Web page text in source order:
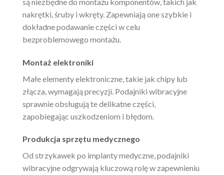
nakrętki, śruby i wkręty. Zapewniają one szybkie i
dokładne podawanie części w celu
bezproblemowego montażu.
Montaż elektroniki
Małe elementy elektroniczne, takie jak chipy lub
złącza, wymagają precyzji. Podajniki wibracyjne
sprawnie obsługują te delikatne części,
zapobiegając uszkodzeniom i błędom.
Produkcja sprzętu medycznego
Od strzykawek po implanty medyczne, podajniki
wibracyjne odgrywają kluczową rolę w zapewnieniu